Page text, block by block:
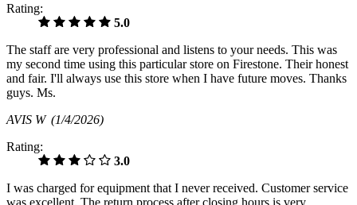
Rating:
5.0
The staff are very professional and listens to your needs. This was
my second time using this particular store on Firestone. Their honest
and fair. I'll always use this store when I have future moves. Thanks
guys. Ms.
AVIS W (1/4/2026)
Rating:
3.0
I was charged for equipment that I never received. Customer service
was excellent. The return process after closing hours is very